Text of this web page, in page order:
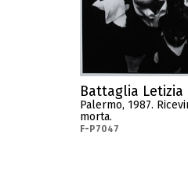
Battaglia Letizia
Palermo, 1987.
morta.
F-P7047